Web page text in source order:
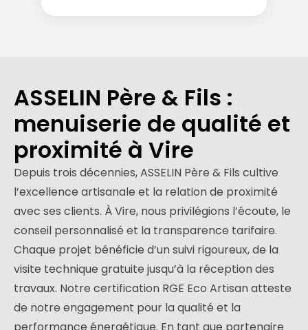
ASSELIN Père & Fils :
menuiserie de qualité et
proximité à Vire
Depuis trois décennies, ASSELIN Père & Fils cultive
l’excellence artisanale et la relation de proximité
avec ses clients. À Vire, nous privilégions l’écoute, le
conseil personnalisé et la transparence tarifaire.
Chaque projet bénéficie d’un suivi rigoureux, de la
visite technique gratuite jusqu’à la réception des
travaux. Notre certification RGE Eco Artisan atteste
de notre engagement pour la qualité et la